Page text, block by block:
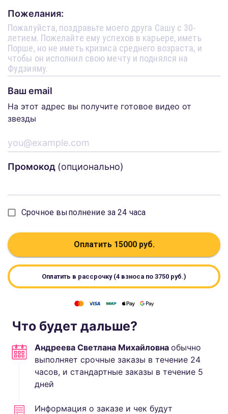
Пожелания:
Ваш email
На этот адрес вы получите готовое видео от
звезды
Промокод (опционально)
Срочное выполнение за 24 часа
Оплатить 15000руб.
Оплатить в рассрочку (4 взноса по 3750 руб.)
Что будет дальше?
Андреева Светлана Михайловна обычно
выполняет срочные заказы в течение 24
часов, и стандартные заказы в течение 5
дней
Информация о заказе и чек будут